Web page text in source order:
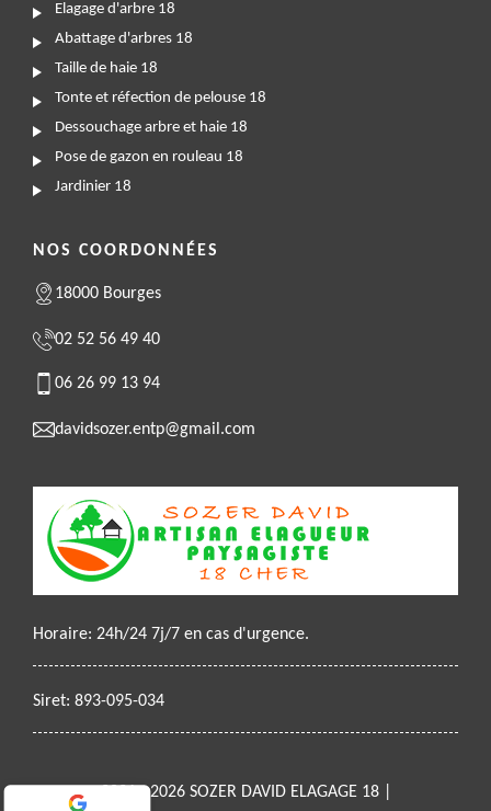
Elagage d'arbre 18
Abattage d'arbres 18
Taille de haie 18
Tonte et réfection de pelouse 18
Dessouchage arbre et haie 18
Pose de gazon en rouleau 18
Jardinier 18
NOS COORDONNÉES
18000 Bourges
02 52 56 49 40
06 26 99 13 94
davidsozer.entp@gmail.com
Horaire: 24h/24 7j/7 en cas d'urgence.
Siret: 893-095-034
2021 - 2026 SOZER DAVID ELAGAGE 18 |